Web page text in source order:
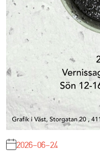
2026-06-24